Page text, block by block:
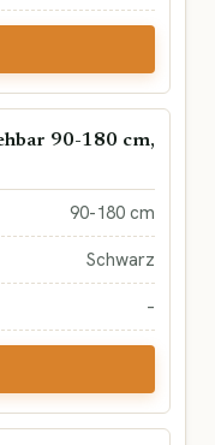
90-180 cm,
90-180 cm
Schwarz
–